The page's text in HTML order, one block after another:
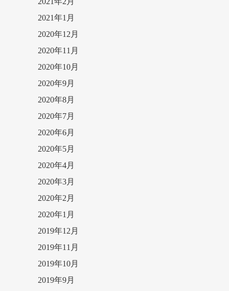
2021年1月
2020年12月
2020年11月
2020年10月
2020年9月
2020年8月
2020年7月
2020年6月
2020年5月
2020年4月
2020年3月
2020年2月
2020年1月
2019年12月
2019年11月
2019年10月
2019年9月